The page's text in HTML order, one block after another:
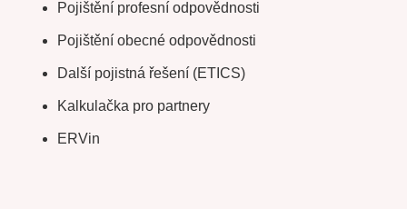
Pojištění profesní odpovědnosti
Pojištění obecné odpovědnosti
Další pojistná řešení (ETICS)
Kalkulačka pro partnery
ERVin